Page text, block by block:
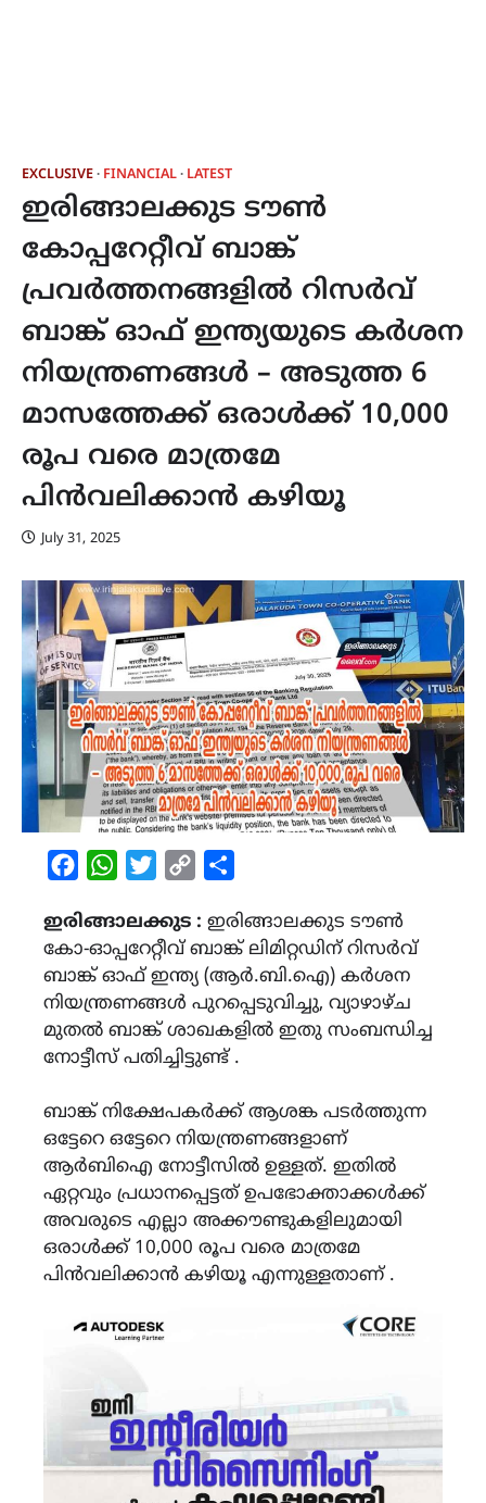
EXCLUSIVE FINANCIAL LATEST
ഇരിങ്ങാലക്കുട ടൗൺ
കോപ്പറേറ്റീവ് ബാങ്ക്
പ്രവർത്തനങ്ങളിൽ റിസർവ്
ബാങ്ക് ഓഫ് ഇന്ത്യയുടെ കർശന
നിയന്ത്രണങ്ങൾ – അടുത്ത 6
മാസത്തേക്ക് ഒരാൾക്ക് 10,000
രൂപ വരെ മാത്രമേ
പിൻവലിക്കാൻ കഴിയൂ
July 31, 2025
FacebookWhatsAppTwitterCopy
ഇരിങ്ങാലക്കുട : ഇരിങ്ങാലക്കുട ടൗൺ
കോ-ഓപ്പറേറ്റീവ് ബാങ്ക് ലിമിറ്റഡിന് റിസർവ്
ബാങ്ക് ഓഫ് ഇന്ത്യ (ആർ‌.ബി‌.ഐ) കർശന
നിയന്ത്രണങ്ങൾ പുറപ്പെടുവിച്ചു, വ്യാഴാഴ്ച
മുതൽ ബാങ്ക് ശാഖകളിൽ ഇതു സംബന്ധിച്ച
നോട്ടീസ് പതിച്ചിട്ടുണ്ട് .
ബാങ്ക് നിക്ഷേപകർക്ക് ആശങ്ക പടർത്തുന്ന
ഒട്ടേറെ ഒട്ടേറെ നിയന്ത്രണങ്ങളാണ്
ആർബിഐ നോട്ടീസിൽ ഉള്ളത്. ഇതിൽ
ഏറ്റവും പ്രധാനപ്പെട്ടത് ഉപഭോക്താക്കൾക്ക്
അവരുടെ എല്ലാ അക്കൗണ്ടുകളിലുമായി
ഒരാൾക്ക് 10,000 രൂപ വരെ മാത്രമേ
പിൻവലിക്കാൻ കഴിയൂ എന്നുള്ളതാണ് .